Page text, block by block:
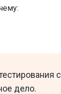
с
дело.